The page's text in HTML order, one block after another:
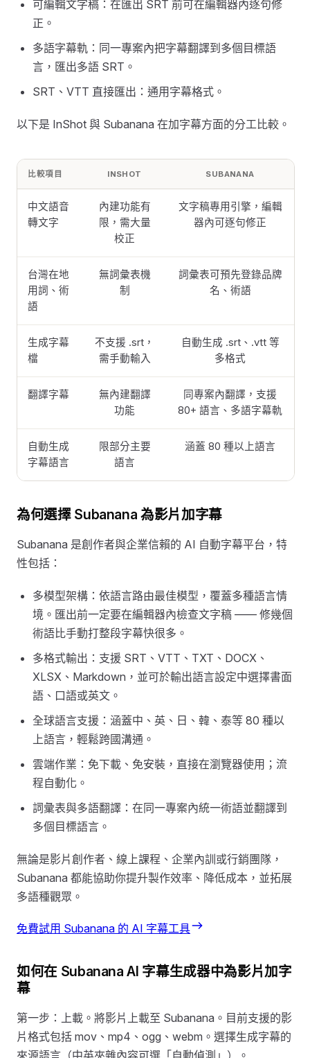
可編輯文字稿：在匯出 SRT 前可在編輯器內逐句修
正。
多語字幕軌：同一專案內把字幕翻譯到多個目標語
言，匯出多語 SRT。
SRT、VTT 直接匯出：通用字幕格式。
以下是 InShot 與 Subanana 在加字幕方面的分工比較。
比較項目 INSHOT SUBANANA
中文語音
轉文字
內建功能有
限，需大量
校正
文字稿專用引擎，編輯
器內可逐句修正
台灣在地
用詞、術
語
無詞彙表機
制
詞彙表可預先登錄品牌
名、術語
生成字幕
檔
不支援 .srt，
需手動輸入
自動生成 .srt、.vtt 等
多格式
翻譯字幕
無內建翻譯
功能
同專案內翻譯，支援
80+ 語言、多語字幕軌
自動生成
字幕語言
限部分主要
語言
涵蓋 80 種以上語言
為何選擇 Subanana 為影片加字幕
Subanana 是創作者與企業信賴的 AI 自動字幕平台，特
性包括：
多模型架構：依語言路由最佳模型，覆蓋多種語言情
境。匯出前一定要在編輯器內檢查文字稿 —— 修幾個
術語比手動打整段字幕快很多。
多格式輸出：支援 SRT、VTT、TXT、DOCX、
XLSX、Markdown，並可於輸出語言設定中選擇書面
語、口語或英文。
全球語言支援：涵蓋中、英、日、韓、泰等 80 種以
上語言，輕鬆跨國溝通。
雲端作業：免下載、免安裝，直接在瀏覽器使用；流
程自動化。
詞彙表與多語翻譯：在同一專案內統一術語並翻譯到
多個目標語言。
無論是影片創作者、線上課程、企業內訓或行銷團隊，
Subanana 都能協助你提升製作效率、降低成本，並拓展
多語種觀眾。
免費試用 Subanana 的 AI 字幕工具
如何在 Subanana AI 字幕生成器中為影片加字
幕
第一步：上載。將影片上載至 Subanana。目前支援的影
片格式包括 mov、mp4、ogg、webm。選擇生成字幕的